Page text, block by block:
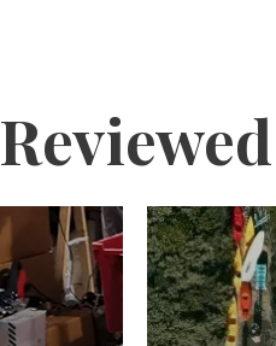
Reviewed